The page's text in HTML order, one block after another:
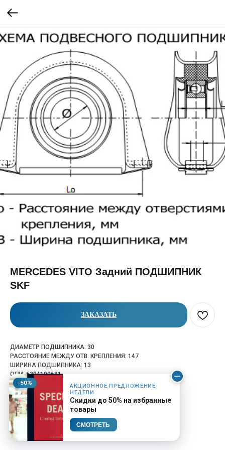
-50%
АКЦИОННОЕ ПРЕДЛОЖЕНИЕ
НЕДЕЛИ
Скидки до 50% на избранные
товары
СМОТРЕТЬ
MERCEDES VITO Задний ПОДШИПНИК
SKF
ЗАКАЗАТЬ
ДИАМЕТР ПОДШИПНИКА: 30
РАССТОЯНИЕ МЕЖДУ ОТВ. КРЕПЛЕНИЯ: 147
ШИРИНА ПОДШИПНИКА: 13
OEM: 6394100681
КАТАЛОЖНЫЙ НОМЕР: CBMVT-SKF